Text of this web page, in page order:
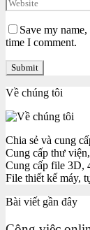
Save my
time I comment.
Về chúng tôi
Chia sẻ và cung
Cung cấp thư
Cung cấp file 3D,
File thiết kế máy,
Bài viết gần đây